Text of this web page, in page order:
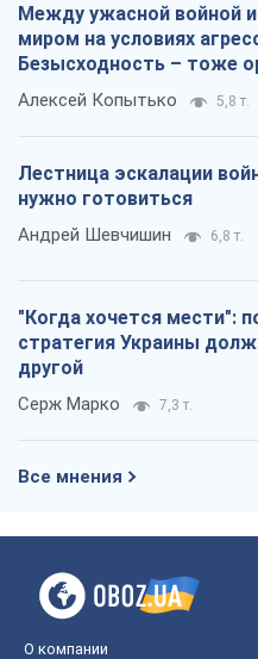
Между ужасной войной
миром на условиях
Безысходность – тоже
Алексей Копытько 5,8 т.
Лестница эскалации
нужно готовиться
Андрей Шевчишин 6,8 т.
"Когда хочется мести":
стратегия Украины
другой
Серж Марко 7,3 т.
Все мнения
О компании